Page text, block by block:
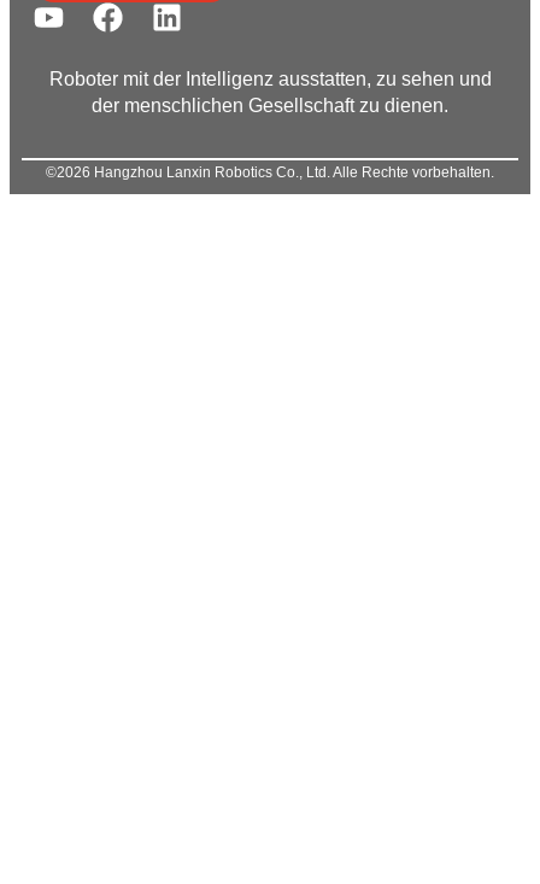
Roboter mit der Intelligenz ausstatten, zu sehen und
der menschlichen Gesellschaft zu dienen.
©2026 Hangzhou Lanxin Robotics Co., Ltd. Alle Rechte vorbehalten.